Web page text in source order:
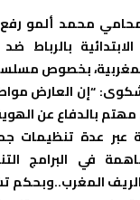
محمد ألمو رفع
بالرباط
المغربية، بخصوص
“إن العارض
بالدفاع عن
عبر عدة تنظيمات
في البرامج
المغرب..وبحكم